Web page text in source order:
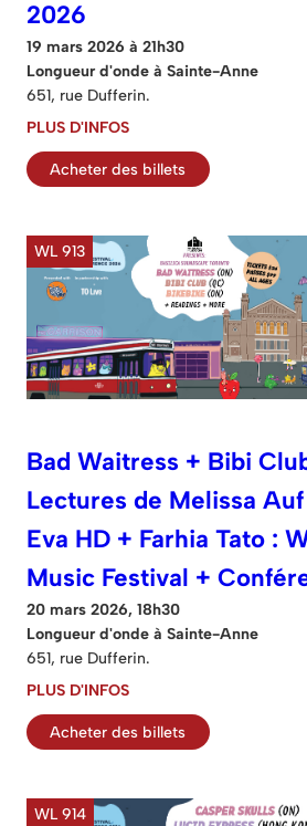
2026
19 mars 2026 à 21h30
Longueur d'onde à Sainte-Anne
651, rue Dufferin.
PLUS D'INFOS
Acheter des billets
WL 913
Bad Waitress + Bibi
Lectures de Melissa
Eva HD + Farhia Tato :
Music Festival +
20 mars 2026, 18h30
Longueur d'onde à Sainte-Anne
651, rue Dufferin.
PLUS D'INFOS
Acheter des billets
WL 914